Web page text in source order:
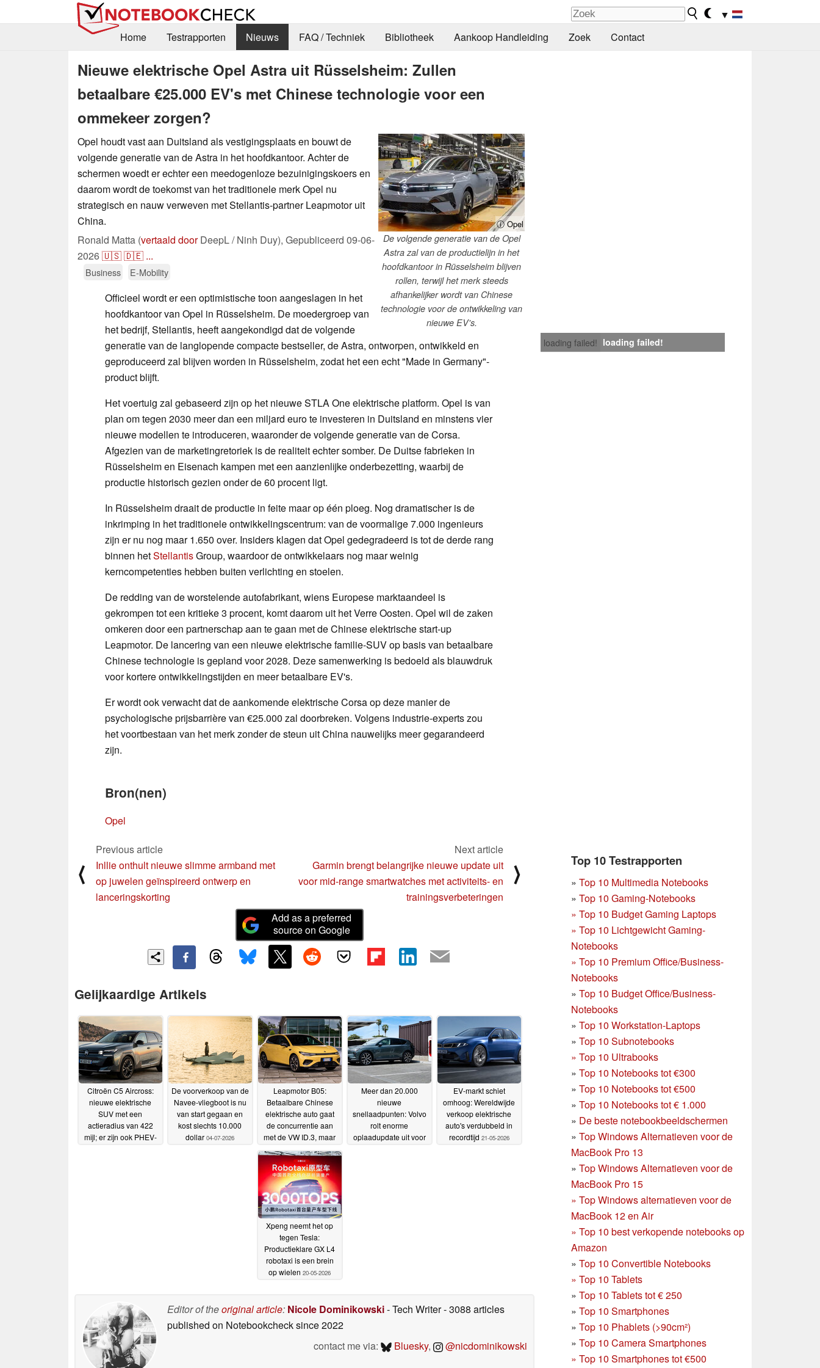
▼
Home
Testrapporten Nieuws FAQ / Techniek Bibliotheek Aankoop Handleiding Zoek Contact
Nieuwe elektrische Opel Astra uit Rüsselsheim: Zullen
betaalbare €25.000 EV's met Chinese technologie voor een
ommekeer zorgen?
ⓘ Opel
De volgende generatie van de Opel
Astra zal van de productielijn in het
hoofdkantoor in Rüsselsheim blijven
rollen, terwijl het merk steeds
afhankelijker wordt van Chinese
technologie voor de ontwikkeling van
nieuwe EV's.
Opel houdt vast aan Duitsland als vestigingsplaats en bouwt de
volgende generatie van de Astra in het hoofdkantoor. Achter de
schermen woedt er echter een meedogenloze bezuinigingskoers en
daarom wordt de toekomst van het traditionele merk Opel nu
strategisch en nauw verweven met Stellantis-partner Leapmotor uit
China.
Ronald Matta (vertaald doorDeepL / Ninh Duy), Gepubliceerd 09-06-
2026🇺🇸🇩🇪 ...
Business E-Mobility
loading failed! loading failed!
Officieel wordt er een optimistische toon aangeslagen in het
hoofdkantoor van Opel in Rüsselsheim. De moedergroep van
het bedrijf, Stellantis, heeft aangekondigd dat de volgende
generatie van de langlopende compacte bestseller, de Astra, ontworpen, ontwikkeld en
geproduceerd zal blijven worden in Rüsselsheim, zodat het een echt "Made in Germany"-
product blijft.
Het voertuig zal gebaseerd zijn op het nieuwe STLA One elektrische platform. Opel is van
plan om tegen 2030 meer dan een miljard euro te investeren in Duitsland en minstens vier
nieuwe modellen te introduceren, waaronder de volgende generatie van de Corsa.
Afgezien van de marketingretoriek is de realiteit echter somber. De Duitse fabrieken in
Rüsselsheim en Eisenach kampen met een aanzienlijke onderbezetting, waarbij de
productie historisch gezien onder de 60 procent ligt.
In Rüsselsheim draait de productie in feite maar op één ploeg. Nog dramatischer is de
inkrimping in het traditionele ontwikkelingscentrum: van de voormalige 7.000 ingenieurs
zijn er nu nog maar 1.650 over. Insiders klagen dat Opel gedegradeerd is tot de derde rang
binnen hetStellantisGroup, waardoor de ontwikkelaars nog maar weinig
kerncompetenties hebben buiten verlichting en stoelen.
De redding van de worstelende autofabrikant, wiens Europese marktaandeel is
gekrompen tot een kritieke 3 procent, komt daarom uit het Verre Oosten. Opel wil de zaken
omkeren door een partnerschap aan te gaan met de Chinese elektrische start-up
Leapmotor. De lancering van een nieuwe elektrische familie-SUV op basis van betaalbare
Chinese technologie is gepland voor 2028. Deze samenwerking is bedoeld als blauwdruk
voor kortere ontwikkelingstijden en meer betaalbare EV's.
Er wordt ook verwacht dat de aankomende elektrische Corsa op deze manier de
psychologische prijsbarrière van €25.000 zal doorbreken. Volgens industrie-experts zou
het voortbestaan van het merk zonder de steun uit China nauwelijks meer gegarandeerd
zijn.
Bron(nen)
Opel
Top 10 Testrapporten
» Top 10 Multimedia Notebooks
» Top 10 Gaming-Notebooks
» Top 10 Budget Gaming Laptops
» Top 10 Lichtgewicht Gaming-
Notebooks
» Top 10 Premium Office/Business-
Notebooks
» Top 10 Budget Office/Business-
Notebooks
» Top 10 Workstation-Laptops
» Top 10 Subnotebooks
» Top 10 Ultrabooks
» Top 10 Notebooks tot €300
» Top 10 Notebooks tot €500
» Top 10 Notebooks tot € 1.000
» De beste notebookbeeldschermen
» Top Windows Alternatieven voor de
MacBook Pro 13
» Top Windows Alternatieven voor de
MacBook Pro 15
» Top Windows alternatieven voor de
MacBook 12 en Air
» Top 10 best verkopende notebooks op
Amazon
» Top 10 Convertible Notebooks
» Top 10 Tablets
» Top 10 Tablets tot € 250
» Top 10 Smartphones
» Top 10 Phablets (>90cm²)
» Top 10 Camera Smartphones
» Top 10 Smartphones tot €500
⟨
Previous article
Inllie onthult nieuwe slimme armband met
op juwelen geïnspireerd ontwerp en
lanceringskorting
Next article
Garmin brengt belangrijke nieuwe update uit
voor mid-range smartwatches met activiteits- en
trainingsverbeteringen
⟩
Add as a preferred
source on Google
Gelijkaardige Artikels
Citroën C5 Aircross:
nieuwe elektrische
SUV met een
actieradius van 422
mijl; er zijn ook PHEV-
De voorverkoop van de
Navee-vliegboot is nu
van start gegaan en
kost slechts 10.000
dollar 04-07-2026
Leapmotor B05:
Betaalbare Chinese
elektrische auto gaat
de concurrentie aan
met de VW ID.3, maar
onder het gras17-06-
2026
Meer dan 20.000
nieuwe
snellaadpunten: Volvo
rolt enorme
oplaadupdate uit voor
EV-markt schiet
omhoog: Wereldwijde
verkoop elektrische
auto's verdubbeld in
recordtijd 21-05-2026
Xpeng neemt het op
tegen Tesla:
Productieklare GX L4
robotaxi is een brein
op wielen 20-05-2026
Editor of theoriginal article: Nicole Dominikowski- Tech Writer- 3088 articles
published on Notebookchecksince 2022
contact me via:
Bluesky, @nicdominikowski